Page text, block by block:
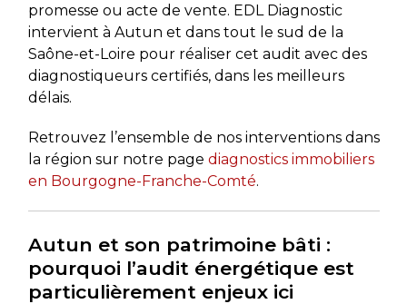
promesse ou acte de vente. EDL Diagnostic
intervient à Autun et dans tout le sud de la
Saône-et-Loire pour réaliser cet audit avec des
diagnostiqueurs certifiés, dans les meilleurs
délais.
Retrouvez l’ensemble de nos interventions dans
la région sur notre page diagnostics immobiliers
en Bourgogne-Franche-Comté.
Autun et son patrimoine bâti :
pourquoi l’audit énergétique est
particulièrement enjeux ici